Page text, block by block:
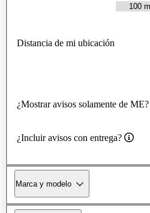
Distancia de mi ubicación
¿Mostrar avisos solamente de ME?
¿Incluir avisos con entrega?
Marca y modelo